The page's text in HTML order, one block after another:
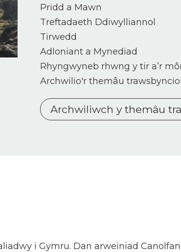
Pridd a Mawn
Treftadaeth Ddiwylliannol
Tirwedd
Adloniant a Mynediad
Rhyngwyneb rhwng y tir a’r
Archwilio'r themâu trawsbynciol
Archwiliwch y themâu
i Gymru. Dan arweiniad